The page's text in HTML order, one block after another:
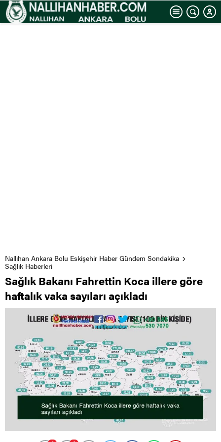
Nallıhan Ankara Bolu Eskişehir Haber Gündem Sondakika
Sağlık Haberleri
Sağlık Bakanı Fahrettin Koca illere göre
haftalık vaka sayıları açıkladı